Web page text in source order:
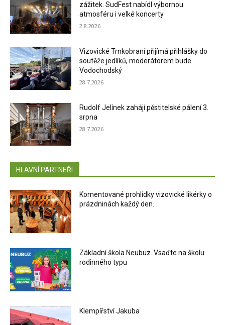
zážitek. SudFest nabídl výbornou
atmosféru i velké koncerty
2.8.2026
Vizovické Trnkobraní přijímá přihlášky do
soutěže jedlíků, moderátorem bude
Vodochodský
28.7.2026
Rudolf Jelínek zahájí pěstitelské pálení 3.
srpna
28.7.2026
HLAVNÍ PARTNEŘI
Komentované prohlídky vizovické likérky o
prázdninách každý den.
Základní škola Neubuz. Vsaďte na školu
rodinného typu
Klempířství Jakuba